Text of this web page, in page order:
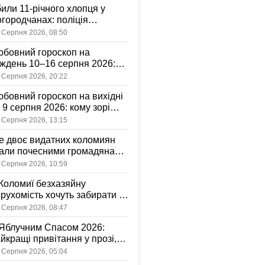
11-річного хлопця у
поліція
обставини ДТП
Серпня 2026, 08:50
гороскоп на
10–16 серпня 2026:
зорі готують у стосунках
знаку
Серпня 2026, 20:22
гороскоп на вихідні
9 серпня 2026: кому зорі
ніжність, а кому —
розмову
Серпня 2026, 13:15
двоє видатних коломиян
почесними громадянами
Серпня 2026, 10:59
безхазяйну
хочуть забирати у
громади: що це
Серпня 2026, 08:47
Спасом 2026:
привітання у прозі,
та картинках
Серпня 2026, 05:04